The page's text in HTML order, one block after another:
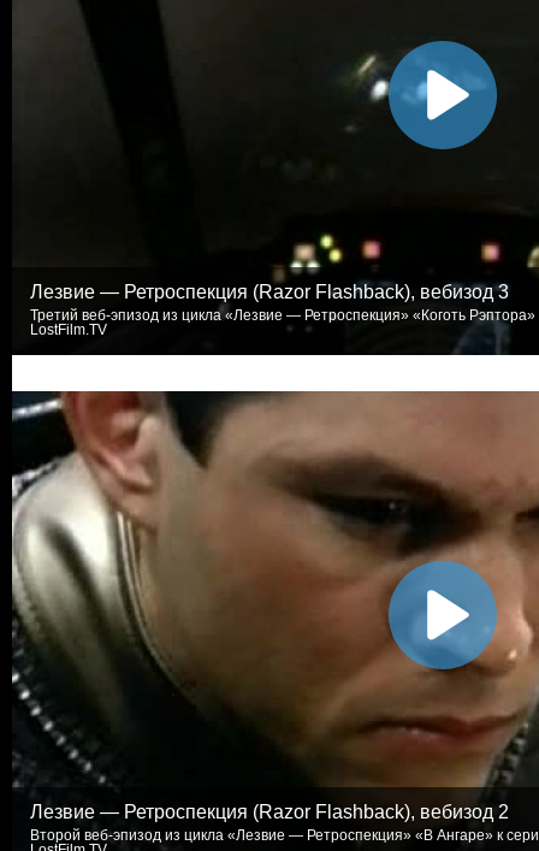
Лезвие — Ретроспекция (Razor Flashback), вебизод 3
Третий веб-эпизод из цикла «Лезвие — Ретроспекция» «Коготь
LostFilm.TV
Лезвие — Ретроспекция (Razor Flashback), вебизод 2
Второй веб-эпизод из цикла «Лезвие — Ретроспекция» «В Ангаре» к